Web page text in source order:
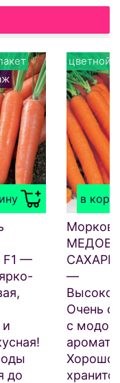
F1 —
и
до
в
цветной
Морковь
—
Очень
с
Хорошо